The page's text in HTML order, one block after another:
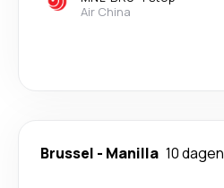
Air China
Brussel - Manilla 10 dagen